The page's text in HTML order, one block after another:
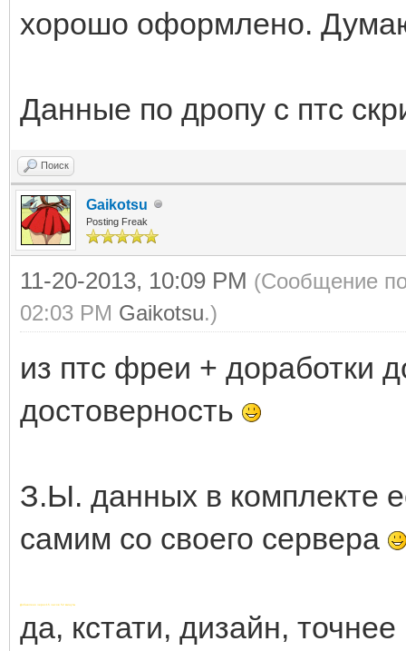
хорошо оформлено.
Данные по дропу с птс
Поиск
Gaikotsu
Posting Freak
11-20-2013, 10:09 PM (Сообщение
02:03 PM Gaikotsu.)
из птс фреи + доработки
достоверность
З.Ы. данных в комплекте
самим со своего сервера
Добавлено через 15 часов 52 минуты
да, кстати, дизайн,